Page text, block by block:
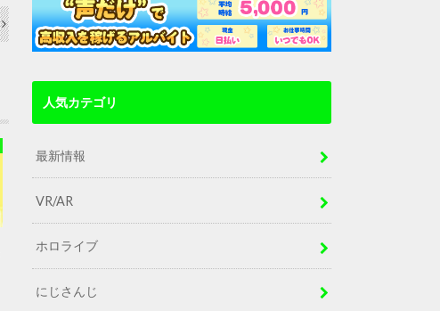
人気カテゴリ
最新情報
VR/AR
ホロライブ
にじさんじ